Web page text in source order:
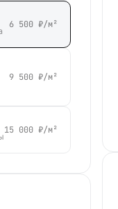
6 500 ₽/м²
9 500 ₽/м²
15 000 ₽/м²